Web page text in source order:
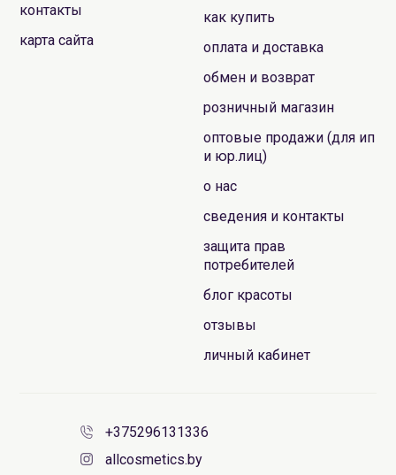
контакты
карта сайта
как купить
оплата и доставка
обмен и возврат
розничный магазин
оптовые продажи (для ип
и юр.лиц)
о нас
сведения и контакты
защита прав
потребителей
блог красоты
отзывы
личный кабинет
+375296131336
allcosmetics.by